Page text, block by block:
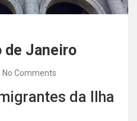
de Janeiro
No Comments
da Ilha